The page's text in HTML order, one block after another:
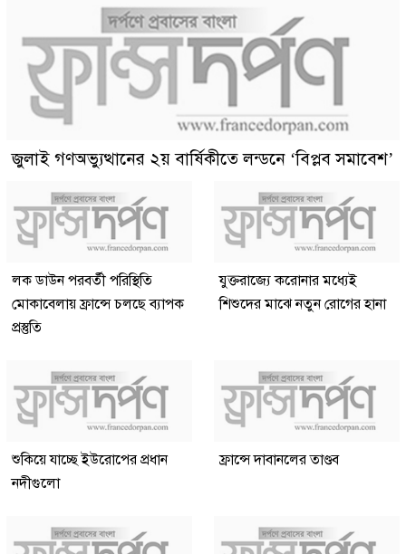
জুলাই গণঅভ্যুত্থানের ২য় বার্ষিকীতে লন্ডনে ‘বিপ্লব সমাবেশ’
লক ডাউন পরবর্তী পরিস্থিতি
মোকাবেলায় ফ্রান্সে চলছে ব্যাপক
প্রস্তুতি
যুক্তরাজ্যে করোনার মধ্যেই
শিশুদের মাঝে নতুন রোগের হানা
শুকিয়ে যাচ্ছে ইউরোপের প্রধান
নদীগুলো
ফ্রান্সে দাবানলের তাণ্ডব